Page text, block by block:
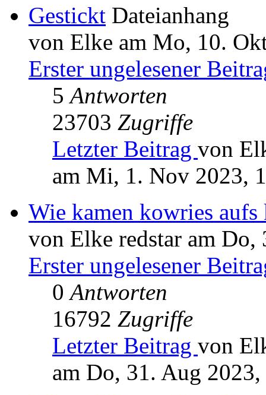
Gestickt Dateianhang
von Elke am Mo, 10.
Erster ungelesener
5Antworten
23703 Zugriffe
Letzter Beitrag von
am Mi, 1. Nov 2023,
Wie kamen kowries
von Elke redstar am
Erster ungelesener
0Antworten
16792 Zugriffe
Letzter Beitrag von
am Do, 31. Aug